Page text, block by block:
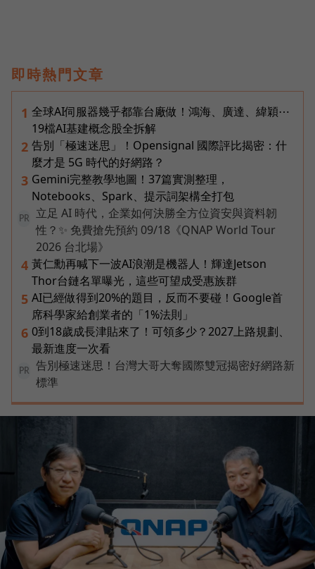
即時熱門文章
1 全球AI伺服器幾乎都靠台廠做！鴻海、廣達、緯穎⋯
19檔AI基建概念股全拆解
2 告別「極速迷思」！Opensignal 國際評比揭密：什
麼才是 5G 時代的好網路？
3 Gemini完整教學地圖！37篇實測整理，
Notebooks、Spark、提示詞架構全打包
PR
立足 AI 時代，企業如何決勝全方位資安與資料韌
性？✨ 免費搶先預約 09/18《QNAP World Tour
2026 台北場》
4 黃仁勳再喊下一波AI浪潮是機器人！輝達Jetson
Thor台鏈名單曝光，這些可望成受惠族群
5 AI已經做得到20%的題目，反而不要碰！Google首
席科學家給創業者的「1%法則」
6 0到18歲成長津貼來了！可領多少？2027上路規劃、
最新進度一次看
PR
告別極速迷思！台灣大哥大奪國際雙冠揭密好網路新
標準